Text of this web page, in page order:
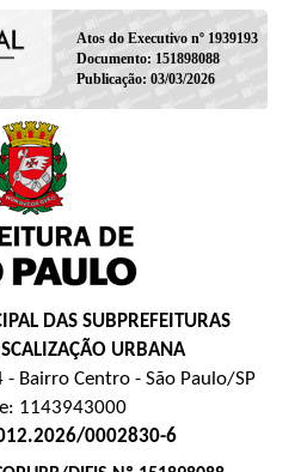
Atos do Executivo nº 1939193
Documento: 151898088
Publicação: 03/03/2026
DAS SUBPREFEITURAS
URBANA
- Bairro Centro - São Paulo/SP
1143943000
0002830-6